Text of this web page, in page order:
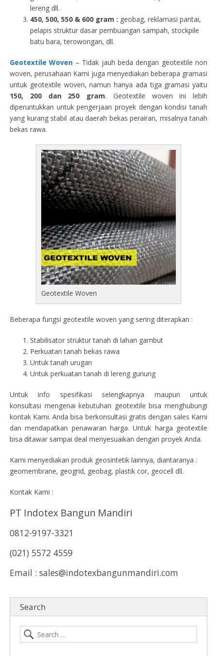
lereng dll.
450, 500, 550 & 600 gram : geobag, reklamasi pantai,
pelapis struktur dasar pembuangan sampah, stockpile
batu bara, terowongan, dll.
Geotextile Woven – Tidak jauh beda dengan geotextile non
woven, perusahaan Kami juga menyediakan beberapa gramasi
untuk geotextile woven, namun hanya ada tiga gramasi yaitu
150, 200 dan 250 gram. Geotextile woven ini lebih
diperuntukkan untuk pengerjaan proyek dengan kondisi tanah
yang kurang stabil atau daerah bekas perairan, misalnya tanah
bekas rawa.
Geotextile Woven
Beberapa fungsi geotextile woven yang sering diterapkan :
Stabilisator struktur tanah di lahan gambut
Perkuatan tanah bekas rawa
Untuk tanah urugan
Untuk perkuatan tanah di lereng gunung
Untuk info spesifikasi selengkapnya maupun untuk
konsultasi mengenai kebutuhan geotextile bisa menghubungi
kontak Kami. Anda bisa berkonsultasi gratis dengan sales Kami
dan mendapatkan penawaran harga. Untuk harga geotextile
bisa ditawar sampai deal menyesuaikan dengan proyek Anda.
Kami menyediakan produk geosintetik lainnya, diantaranya :
geomembrane, geogrid, geobag, plastik cor, geocell dll.
Kontak Kami :
PT Indotex Bangun Mandiri
0812-9197-3321
(021) 5572 4559
Email : sales@indotexbangunmandiri.com
Search